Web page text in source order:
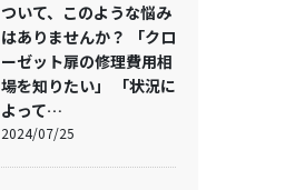
ついて、このような悩み
はありませんか？ 「クロ
ーゼット扉の修理費用相
場を知りたい」 「状況に
よって…
2024/07/25